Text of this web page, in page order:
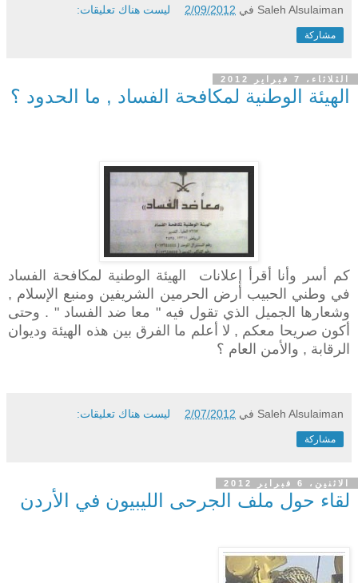
Saleh Alsulaiman في 2/09/2012 ليست هناك تعليقات:
مشاركة
الثلاثاء، 7 فبراير 2012
الهيئة الوطنية لمكافحة الفساد , ما الحدود ؟
كم أسر وأنا أقرأ إعلانات الهيئة الوطنية لمكافحة الفساد
في وطني الحبيب أرض الحرمين الشريفين ومنبع الإسلام ,
وشعارها الجميل الذي تقول فيه " معا ضد الفساد " . وحتى
أكون صريحا معكم , لا أعلم ما الفرق بين هذه الهيئة وديوان
الرقابة , والأمن العام ؟
Saleh Alsulaiman في 2/07/2012 ليست هناك تعليقات:
مشاركة
الاثنين، 6 فبراير 2012
لقاء حول ملف الجرحى الليبيون في الأردن